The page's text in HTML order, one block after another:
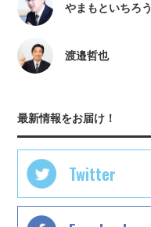
やまもといちろう
渡邉哲也
最新情報をお届け！
Twitter